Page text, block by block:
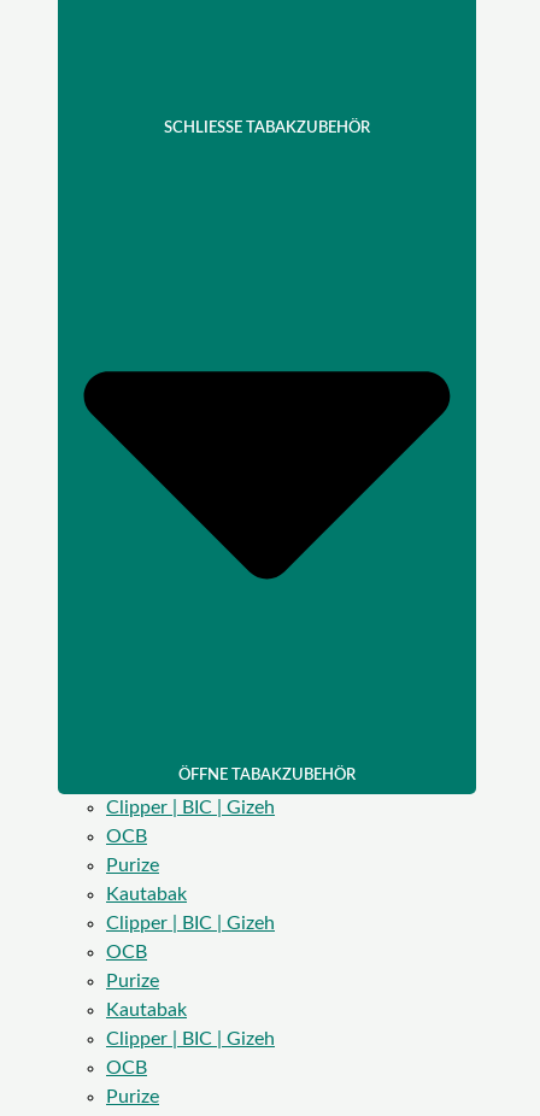
SCHLIESSE TABAKZUBEHÖR
ÖFFNE TABAKZUBEHÖR
Clipper | BIC | Gizeh
OCB
Purize
Kautabak
Clipper | BIC | Gizeh
OCB
Purize
Kautabak
Clipper | BIC | Gizeh
OCB
Purize